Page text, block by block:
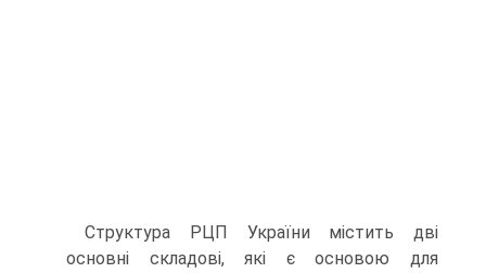
Структура РЦП України містить дві
основні складові, які є основою для